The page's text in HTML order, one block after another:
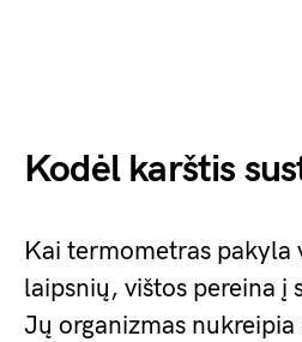
Kodėl karštis
Kai termometras pakyla
laipsnių, vištos pereina į
Jų organizmas nukreipia